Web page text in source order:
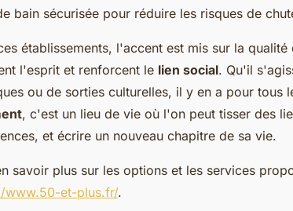
bain sécurisée pour réduire les risques de
établissements, l'accent est mis sur la qualité
l'esprit et renforcent le lien social. Qu'il
ou de sorties culturelles, il y en a pour tous
, c'est un lieu de vie où l'on peut tisser des
et écrire un nouveau chapitre de sa vie.
savoir plus sur les options et les services
www.50-et-plus.fr/.